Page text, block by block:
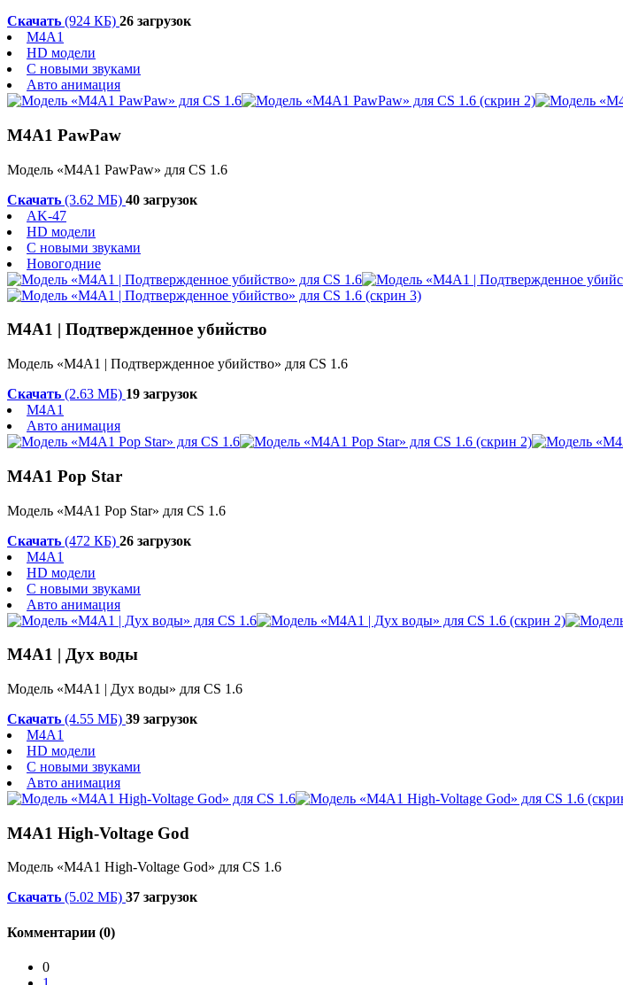
Скачать (924 КБ) 26 загрузок
M4A1
HD модели
С новыми звуками
Авто анимация
M4A1 PawPaw
Модель «M4A1 PawPaw» для CS 1.6
Скачать (3.62 МБ) 40 загрузок
AK-47
HD модели
С новыми звуками
Новогодние
M4A1 | Подтвержденное убийство
Модель «M4A1 | Подтвержденное убийство» для CS 1.6
Скачать (2.63 МБ) 19 загрузок
M4A1
Авто анимация
M4A1 Pop Star
Модель «M4A1 Pop Star» для CS 1.6
Скачать (472 КБ) 26 загрузок
M4A1
HD модели
С новыми звуками
Авто анимация
M4A1 | Дух воды
Модель «M4A1 | Дух воды» для CS 1.6
Скачать (4.55 МБ) 39 загрузок
M4A1
HD модели
С новыми звуками
Авто анимация
M4A1 High-Voltage God
Модель «M4A1 High-Voltage God» для CS 1.6
Скачать (5.02 МБ) 37 загрузок
Комментарии (0)
0